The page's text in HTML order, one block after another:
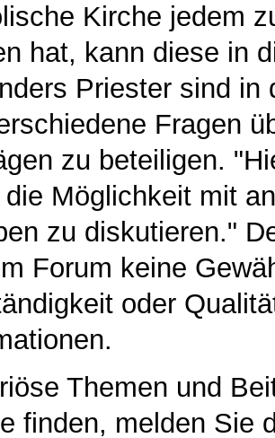
Kirche jedem
hat, kann diese in
Priester sind in
Fragen
zu beteiligen.
Möglichkeit mit
zu diskutieren."
Forum keine
oder
Themen und
finden, melden Sie